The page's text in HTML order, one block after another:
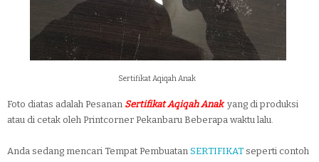
Sertifikat Aqiqah Anak
Foto diatas adalah Pesanan Sertifikat Aqiqah Anak yang di produksi
atau di cetak oleh Printcorner Pekanbaru Beberapa waktu lalu.
Anda sedang mencari Tempat Pembuatan SERTIFIKAT seperti contoh